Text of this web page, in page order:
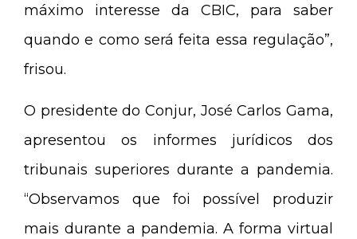
máximo interesse da CBIC, para saber
quando e como será feita essa regulação”,
frisou.
O presidente do Conjur, José Carlos Gama,
apresentou os informes jurídicos dos
tribunais superiores durante a pandemia.
“Observamos que foi possível produzir
mais durante a pandemia. A forma virtual